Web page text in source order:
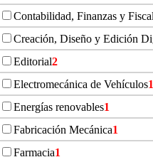
Contabilidad, Finanzas y Fiscal
Creación, Diseño y Edición
Editorial2
Electromecánica de Vehículos1
Energías renovables1
Fabricación Mecánica1
Farmacia1